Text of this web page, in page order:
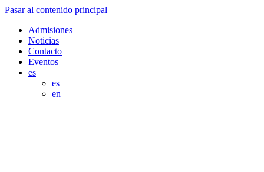
Pasar al contenido principal
Admisiones
Noticias
Contacto
Eventos
es
es
en